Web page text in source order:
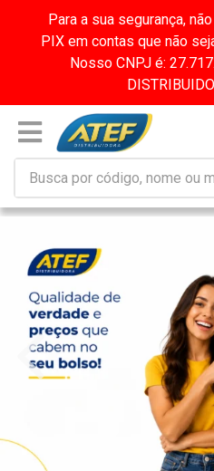
Para a sua segurança,
PIX em contas que não
Nosso CNPJ é: